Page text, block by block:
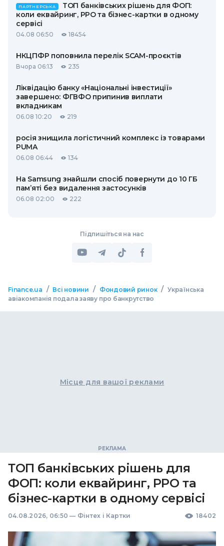
ПАРТНЕРСЬКА
ТОП банківських рішень для ФОП:
коли еквайринг, РРО та бізнес-картки в одному
сервісі
04.08 06:50 18454
НКЦПФР поповнила перелік SCAM-проєктів
Вчора 06:13 235
Ліквідацію банку «Національні інвестиції»
завершено: ФГВФО припинив виплати
вкладникам
06.08 10:20 219
росія знищила логістичний комплекс із товарами
PUMA
06.08 06:44 134
На Samsung знайшли спосіб повернути до 10 ГБ
пам’яті без видалення застосунків
06.08 02:00 222
Підпишіться на нас
Finance.ua / Всі новини / Фондовий ринок / Українська
авіакомпанія подала заяву про банкрутство
Місце для вашої реклами
ТОП банківських рішень для
ФОП: коли еквайринг, РРО та
бізнес-картки в одному сервісі
04.08.2026, 06:50 — Фінтех і Картки 18402